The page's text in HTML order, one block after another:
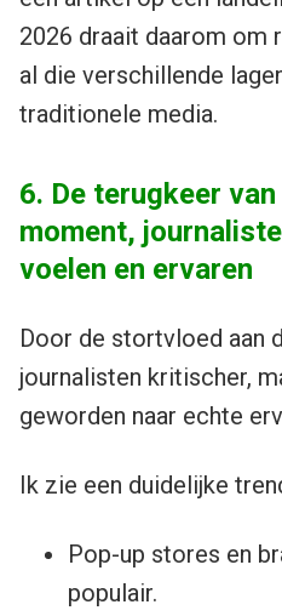
2026 draait daarom om
al die verschillende
traditionele media.
6. De terugkeer
moment,
voelen en ervaren
Door de stortvloed aan
journalisten kritischer,
geworden naar echte
Ik zie een duidelijke
Pop-up stores en
populair.